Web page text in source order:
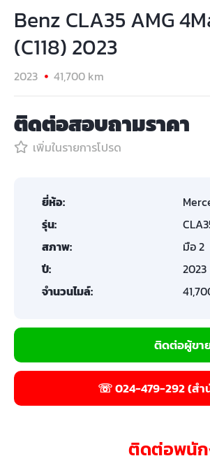
Benz CLA35 AMG
(C118) 2023
2023 41,700 km
ติดต่อสอบถามราคา
เพิ่มในรายการโปรด
ยี่ห้อ:
รุ่น:
สภาพ:
มือ 2
ปี:
2023
จำนวนไมล์:
ติดต่อผู้ขา
☏ 024-479-292 (ส
ติดต่อพนัก